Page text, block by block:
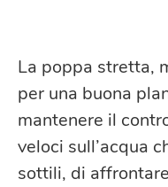
La poppa stretta,
per una buona
mantenere il
veloci sull’acqua
sottili, di